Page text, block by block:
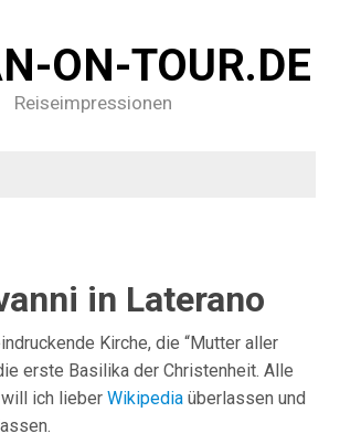
ON-TOUR.DE
Reiseimpressionen
in Laterano
Kirche, die “Mutter aller
erste Basilika der Christenheit. Alle
ich lieberWikipedia überlassen und